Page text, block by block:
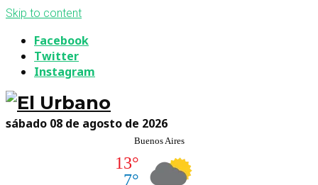
Skip to content
Facebook
Twitter
Instagram
sábado 08 de agosto de 2026